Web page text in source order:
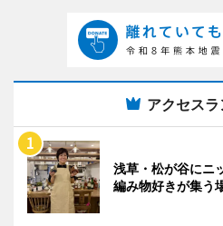
アクセス
浅草・松が谷に
編み物好きが集う